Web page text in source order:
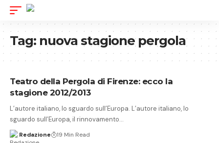
Tag: nuova stagione pergola
Teatro della Pergola di Firenze: ecco la
stagione 2012/2013
L’autore italiano, lo sguardo sull’Europa. L’autore italiano, lo
sguardo sull’Europa, il rinnovamento…
Redazione 19 Min Read